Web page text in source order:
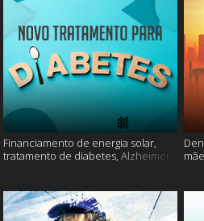
Financiamento de energia solar,
tratamento de diabetes, Alzheimer